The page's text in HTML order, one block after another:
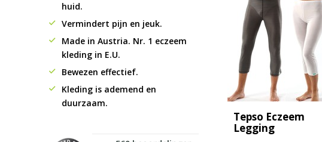
Tepso Eczeem
Legging
huid.
Vermindert pijn en jeuk.
Made in Austria. Nr. 1 eczeem
kleding in E.U.
Bewezen effectief.
Kleding is ademend en
duurzaam.